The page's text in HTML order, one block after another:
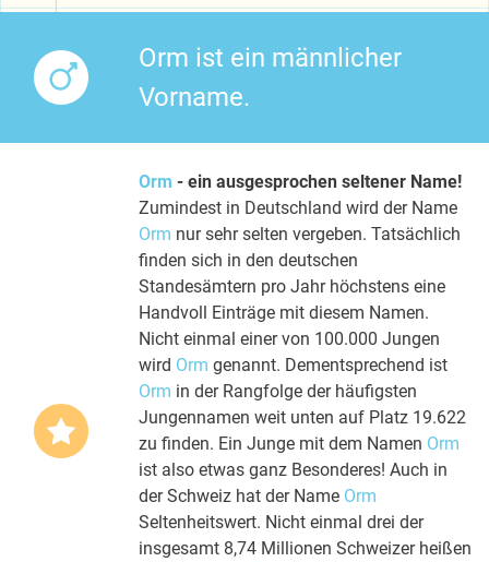
Orm ist ein männlicher
Vorname.
Orm - ein ausgesprochen seltener Name!
Zumindest in Deutschland wird der Name
Orm nur sehr selten vergeben. Tatsächlich
finden sich in den deutschen
Standesämtern pro Jahr höchstens eine
Handvoll Einträge mit diesem Namen.
Nicht einmal einer von 100.000 Jungen
wird Orm genannt. Dementsprechend ist
Orm in der Rangfolge der häufigsten
Jungennamen weit unten auf Platz 19.622
zu finden. Ein Junge mit dem Namen Orm
ist also etwas ganz Besonderes! Auch in
der Schweiz hat der Name Orm
Seltenheitswert. Nicht einmal drei der
insgesamt 8,74 Millionen Schweizer heißen